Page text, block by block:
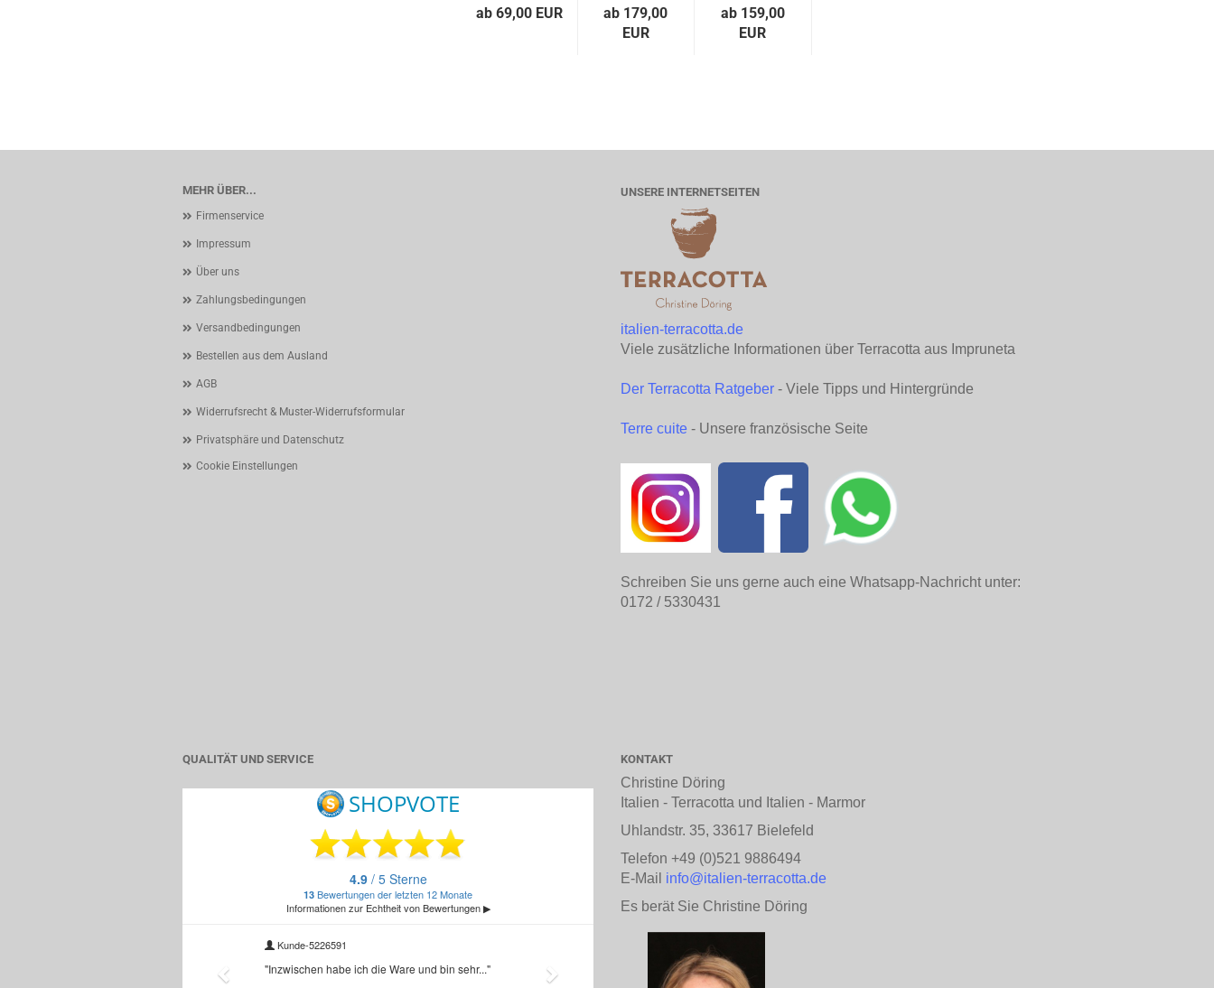
ab 69,00 EUR
ab 179,00
EUR
ab 159,00
EUR
MEHR ÜBER...
Firmenservice
Impressum
Über uns
Zahlungsbedingungen
Versandbedingungen
Bestellen aus dem Ausland
AGB
Widerrufsrecht & Muster-Widerrufsformular
Privatsphäre und Datenschutz
Cookie Einstellungen
UNSERE INTERNETSEITEN
italien-terracotta.de
Viele zusätzliche Informationen über Terracotta aus Impruneta
Der Terracotta Ratgeber - Viele Tipps und Hintergründe
Terre cuite - Unsere französische Seite
Schreiben Sie uns gerne auch eine Whatsapp-Nachricht unter:
0172 / 5330431
QUALITÄT UND SERVICE KONTAKT
Christine Döring
Italien - Terracotta und Italien - Marmor
Uhlandstr. 35, 33617 Bielefeld
Telefon +49 (0)521 9886494
E-Mail info@italien-terracotta.de
Es berät Sie Christine Döring